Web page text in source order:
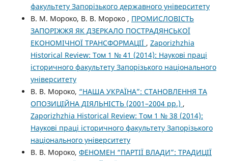
факультету Запорізького державного університету
В. М. Мороко, В. В. Мороко , ПРОМИСЛОВІСТЬ
ЗАПОРІЖЖЯ ЯК ДЗЕРКАЛО ПОСТРАДЯНСЬКОЇ
ЕКОНОМІЧНОЇ ТРАНСФОРМАЦІЇ , Zaporizhzhia
Historical Review: Том 1 № 41 (2014): Наукові праці
історичного факультету Запорізького національного
університету
В. В. Мороко, “НАША УКРАЇНА”: СТАНОВЛЕННЯ ТА
ОПОЗИЦІЙНА ДІЯЛЬНІСТЬ (2001–2004 рр.) ,
Zaporizhzhia Historical Review: Том 1 № 38 (2014):
Наукові праці історичного факультету Запорізького
національного університету
В. В. Мороко, ФЕНОМЕН “ПАРТІЇ ВЛАДИ”: ТРАДИЦІЇ